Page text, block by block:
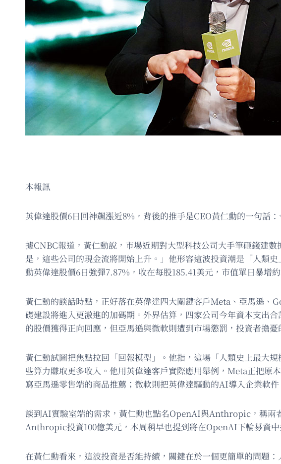
本報訊
英偉達股價6日回神飆漲近8%，背後的推手是CEO黃仁勳的一句話
據CNBC報道，黃仁勳說，市場近期對大型科技公司大手筆砸錢建
是，這些公司的現金流將開始上升。」他形容這波投資潮是「人類
動英偉達股價6日強彈7.87%，收在每股185.41美元，市值單日暴增約
黃仁勳的談話時點，正好落在英偉達四大關鍵客戶Meta、亞馬遜
礎建設將進入更激進的加碼期。外界估算，四家公司今年資本支出
的股價獲得正向回應，但亞馬遜與微軟則遭到市場懲罰，投資者擔
黃仁勳試圖把焦點拉回「回報模型」。他指，這場「人類史上最大
些算力賺取更多收入。他用英偉達客戶實際應用舉例，Meta正把原
寫亞馬遜零售端的商品推薦；微軟則把英偉達驅動的AI導入企業軟件
談到AI實驗室端的需求，黃仁勳也點名OpenAI與Anthropic，稱兩
Anthropic投資100億美元，本周稍早也提到將在OpenAI下輪募資中
在黃仁勳看來，這波投資是否能持續，關鍵在於一個更簡單的問題